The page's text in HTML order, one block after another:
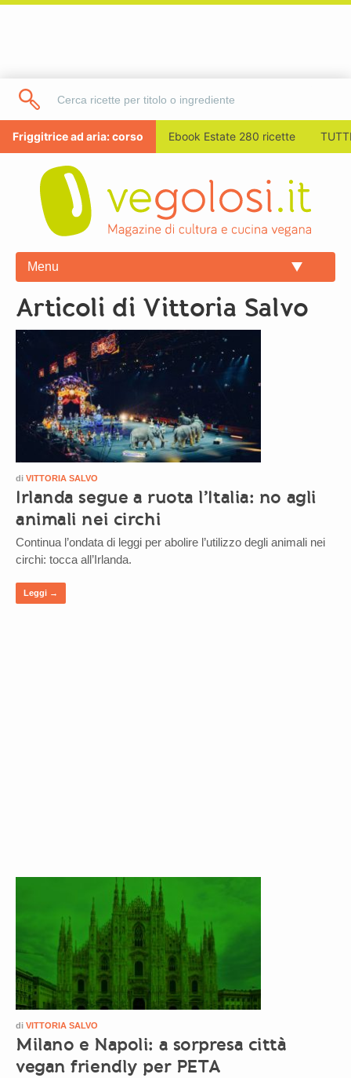
Friggitrice ad aria: corso Ebook Estate 280 ricette
Menu
Articoli di Vittoria Salvo
di VITTORIA SALVO
Irlanda segue a ruota l’Italia: no agli
animali nei circhi
Continua l’ondata di leggi per abolire l’utilizzo degli animali nei
circhi: tocca all’Irlanda.
Leggi →
di VITTORIA SALVO
Milano e Napoli: a sorpresa città
vegan friendly per PETA